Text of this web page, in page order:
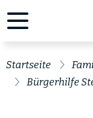
Startseite
Bürgerhilfe